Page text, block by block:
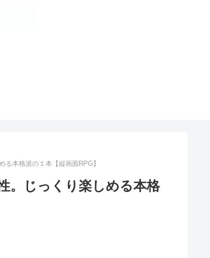
る本格派の１本【縦画面RPG】
。じっくり楽しめる本格